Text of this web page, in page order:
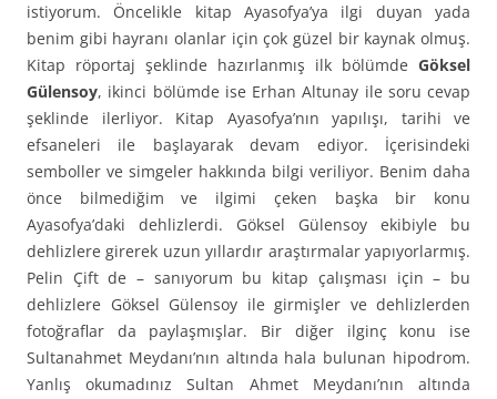
istiyorum. Öncelikle kitap Ayasofya’ya ilgi duyan yada
benim gibi hayranı olanlar için çok güzel bir kaynak olmuş.
Kitap röportaj şeklinde hazırlanmış ilk bölümde Göksel
Gülensoy, ikinci bölümde ise Erhan Altunay ile soru cevap
şeklinde ilerliyor. Kitap Ayasofya’nın yapılışı, tarihi ve
efsaneleri ile başlayarak devam ediyor. İçerisindeki
semboller ve simgeler hakkında bilgi veriliyor. Benim daha
önce bilmediğim ve ilgimi çeken başka bir konu
Ayasofya’daki dehlizlerdi. Göksel Gülensoy ekibiyle bu
dehlizlere girerek uzun yıllardır araştırmalar yapıyorlarmış.
Pelin Çift de – sanıyorum bu kitap çalışması için – bu
dehlizlere Göksel Gülensoy ile girmişler ve dehlizlerden
fotoğraflar da paylaşmışlar. Bir diğer ilginç konu ise
Sultanahmet Meydanı’nın altında hala bulunan hipodrom.
Yanlış okumadınız Sultan Ahmet Meydanı’nın altında